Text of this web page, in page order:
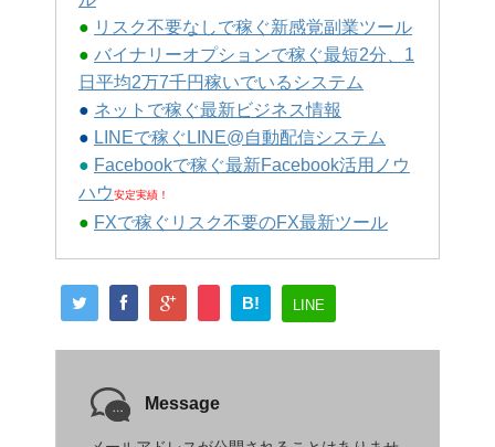
● リスク不要なしで稼ぐ新感覚副業ツール
● バイナリーオプションで稼ぐ最短2分、1
日平均2万7千円稼いでいるシステム
● ネットで稼ぐ最新ビジネス情報
● LINEで稼ぐLINE@自動配信システム
● Facebookで稼ぐ最新Facebook活用ノウ
ハウ安定実績！
● FXで稼ぐリスク不要のFX最新ツール
B! LINE
Message